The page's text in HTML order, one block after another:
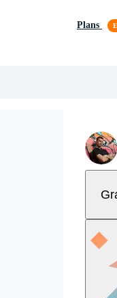
Plans